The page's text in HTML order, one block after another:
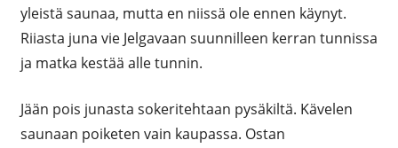
yleistä saunaa, mutta en niissä ole ennen käynyt.
Riiasta juna vie Jelgavaan suunnilleen kerran tunnissa
ja matka kestää alle tunnin.
Jään pois junasta sokeritehtaan pysäkiltä. Kävelen
saunaan poiketen vain kaupassa. Ostan